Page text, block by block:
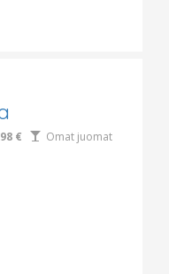
€ Omat juomat